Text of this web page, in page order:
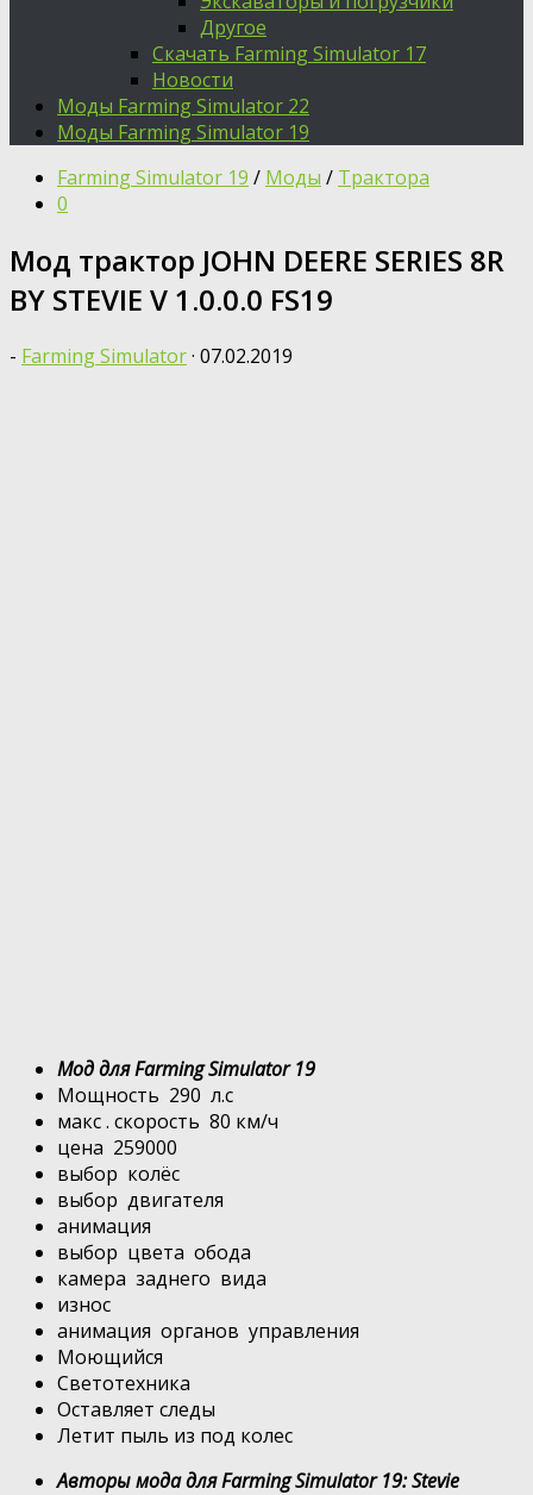
Другое
Скачать Farming Simulator 17
Новости
Моды Farming Simulator 22
Моды Farming Simulator 19
Farming Simulator 19 / Моды / Трактора
0
Мод трактор JOHN DEERE SERIES 8R
BY STEVIE V 1.0.0.0 FS19
- Farming Simulator· 07.02.2019
Мод для Farming Simulator 19
Мощность 290 л.с
макс . скорость 80 км/ч
цена 259000
выбор колёс
выбор двигателя
анимация
выбор цвета обода
камера заднего вида
износ
анимация органов управления
Моющийся
Светотехника
Оставляет следы
Летит пыль из под колес
Авторы мода для Farming Simulator 19: Stevie